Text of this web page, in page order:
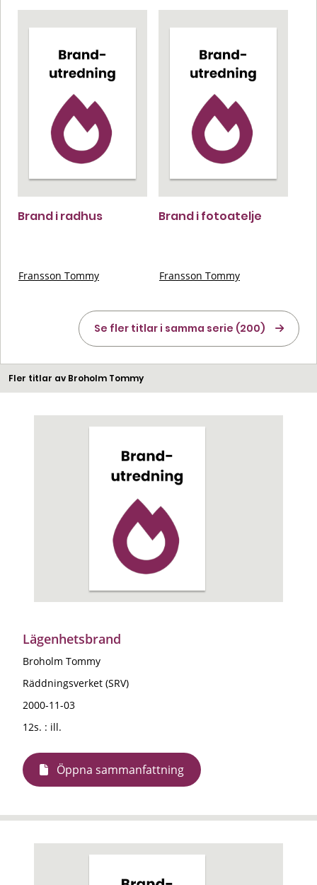
Brand i radhus
Fransson Tommy
Brand i fotoatelje
Fransson Tommy
Se fler titlar i samma serie (200)
Fler titlar av Broholm Tommy
Lägenhetsbrand
Broholm Tommy
Räddningsverket (SRV)
2000-11-03
12s. : ill.
Öppna sammanfattning